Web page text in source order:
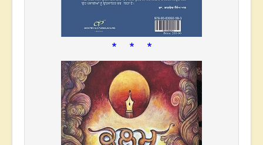
* * *